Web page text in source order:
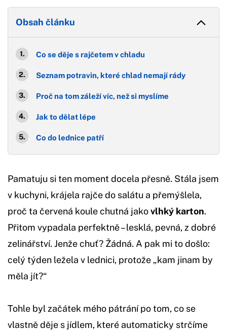
Obsah článku
Co se děje s rajčetem v chladu
Seznam potravin, které chlad nemají rády
Proč na tom záleží víc, než si myslíme
Jak to dělat lépe
Co do lednice patří
Pamatuju si ten moment docela přesně. Stála jsem
v kuchyni, krájela rajče do salátu a přemýšlela,
proč ta červená koule chutná jakovlhký karton.
Přitom vypadala perfektně – lesklá, pevná, z dobré
zelinářství. Jenže chuť? Žádná. A pak mi to došlo:
celý týden ležela v lednici, protože „kam jinam by
měla jít?“
Tohle byl začátek mého pátrání po tom, co se
vlastně děje s jídlem, které automaticky strčíme